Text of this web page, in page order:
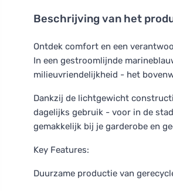
Beschrijving van het
Ontdek comfort en een
In een gestroomlijnde
milieuvriendelijkheid - het
Dankzij de lichtgewicht
dagelijks gebruik - voor in de
gemakkelijk bij je garderobe en
Key Features:
Duurzame productie van